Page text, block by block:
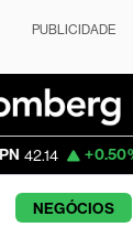
PUBLICIDADE
Vale ON 75.88
NEGÓCIOS